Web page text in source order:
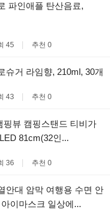
파인애플 탄산음료,
45 추천 0
슈거 라임향, 210ml, 30개
43 추천 0
핑뷰 캠핑스탠드 티비가
81cm(32인...
36 추천 0
안대 암막 여행용 수면 안
이마스크 일상에...